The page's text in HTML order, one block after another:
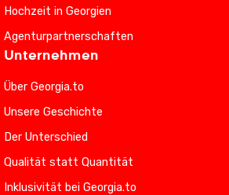
Hochzeit in Georgien
Agenturpartnerschaften
Unternehmen
Über Georgia.to
Unsere Geschichte
Der Unterschied
Qualität statt Quantität
Inklusivität bei Georgia.to